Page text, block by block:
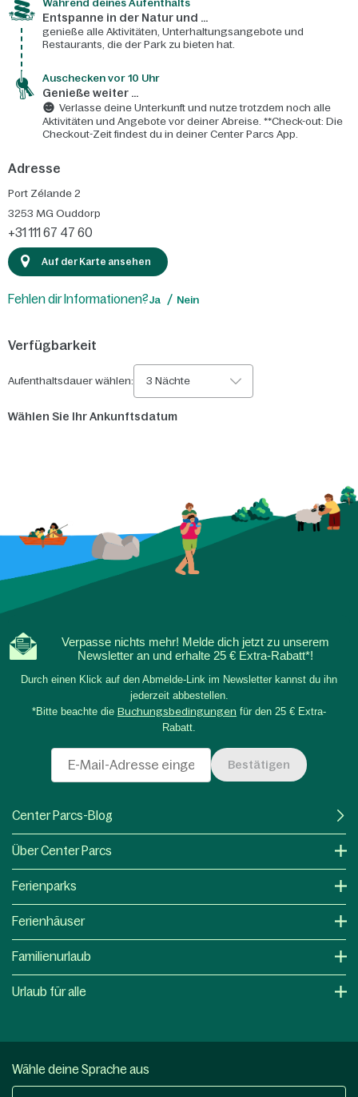
Während deines Aufenthalts
Entspanne in der Natur und ...
genieße alle Aktivitäten, Unterhaltungsangebote und
Restaurants, die der Park zu bieten hat.
Auschecken vor 10 Uhr
Genieße weiter ...
Verlasse deine Unterkunft und nutze trotzdem noch alle
Aktivitäten und Angebote vor deiner Abreise. **Check-out: Die
Checkout-Zeit findest du in deiner Center Parcs App.
Adresse
Port Zélande 2
3253 MG Ouddorp
+31 111 67 47 60
Auf der Karte ansehen
Fehlen dir Informationen?Ja Nein
Verfügbarkeit
Aufenthaltsdauer wählen: 3 Nächte
Wählen Sie Ihr Ankunftsdatum
Verpasse nichts mehr! Melde dich jetzt zu unserem
Newsletter an und erhalte 25 € Extra-Rabatt*!
Durch einen Klick auf den Abmelde-Link im Newsletter kannst du ihn
jederzeit abbestellen.
*Bitte beachte die Buchungsbedingungen für den 25 € Extra-
Rabatt.
Bestätigen
Center Parcs-Blog
Über Center Parcs
Ferienparks
Ferienhäuser
Familienurlaub
Urlaub für alle
Wähle deine Sprache aus